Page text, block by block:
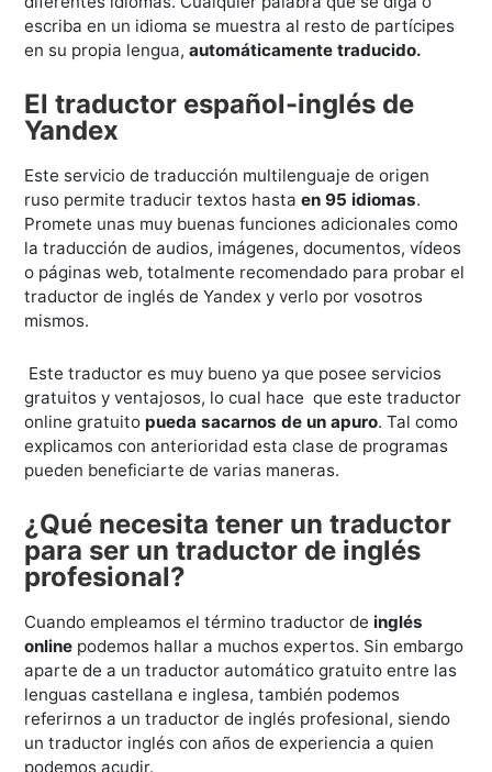
escriba en un idioma se muestra al resto de partícipes
en su propia lengua,automáticamente traducido.
El traductor español-inglés de
Yandex
Este servicio de traducción multilenguaje de origen
ruso permite traducir textos hastaen 95 idiomas.
Promete unas muy buenas funciones adicionales como
la traducción de audios, imágenes, documentos, vídeos
o páginas web, totalmente recomendado para probar el
traductor de inglés de Yandex y verlo por vosotros
mismos.
Este traductor es muy bueno ya que posee servicios
gratuitos y ventajosos, lo cual hace que este traductor
online gratuito pueda sacarnos de un apuro. Tal como
explicamos con anterioridad esta clase de programas
pueden beneficiarte de varias maneras.
¿Qué necesita tener un traductor
para ser un traductor de inglés
profesional?
Cuando empleamos el término traductor de inglés
online podemos hallar a muchos expertos. Sin embargo
aparte de a un traductor automático gratuito entre las
lenguas castellana e inglesa, también podemos
referirnos a un traductor de inglés profesional, siendo
un traductor inglés con años de experiencia a quien
podemos acudir.